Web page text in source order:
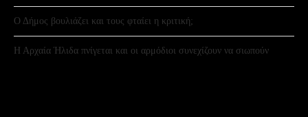
Ο Δήμος βουλιάζει και τους φταίει η κριτική;
Η Αρχαία Ήλιδα πνίγεται και οι αρμόδιοι συνεχίζουν να σιωπούν